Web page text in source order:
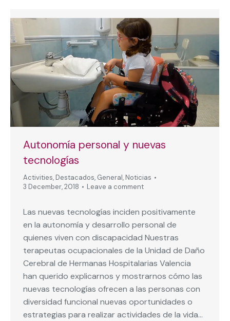
Autonomía personal y nuevas
tecnologías
Activities, Destacados, General, Noticias
3 December, 2018
Leave a comment
Las nuevas tecnologías inciden positivamente
en la autonomía y desarrollo personal de
quienes viven con discapacidad Nuestras
terapeutas ocupacionales de la Unidad de Daño
Cerebral de Hermanas Hospitalarias Valencia
han querido explicarnos y mostrarnos cómo las
nuevas tecnologías ofrecen a las personas con
diversidad funcional nuevas oportunidades o
estrategias para realizar actividades de la vida…